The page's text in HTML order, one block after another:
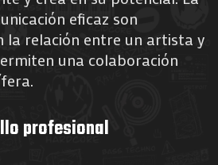
eficaz son
la relación entre un artista y
una colaboración
profesional